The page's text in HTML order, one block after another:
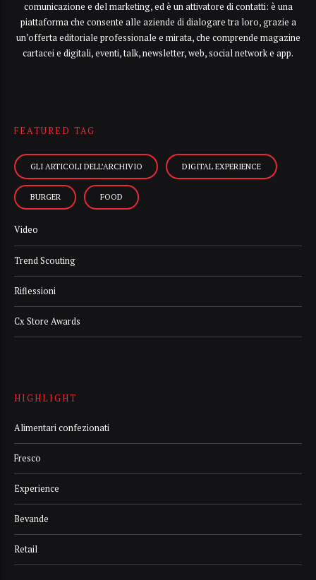
comunicazione e del marketing, ed è un attivatore di contatti: è una
piattaforma che consente alle aziende di dialogare tra loro, grazie a
un’offerta editoriale professionale e mirata, che comprende magazine
cartacei e digitali, eventi, talk, newsletter, web, social network e app.
FEATURED TAG
GLI ARTICOLI DELL’ARCHIVIO DIGITAL EXPERIENCE
BURGER FOOD
Video
Trend Scouting
Riflessioni
Cx Store Awards
HIGHLIGHT
Alimentari confezionati
Fresco
Experience
Bevande
Retail